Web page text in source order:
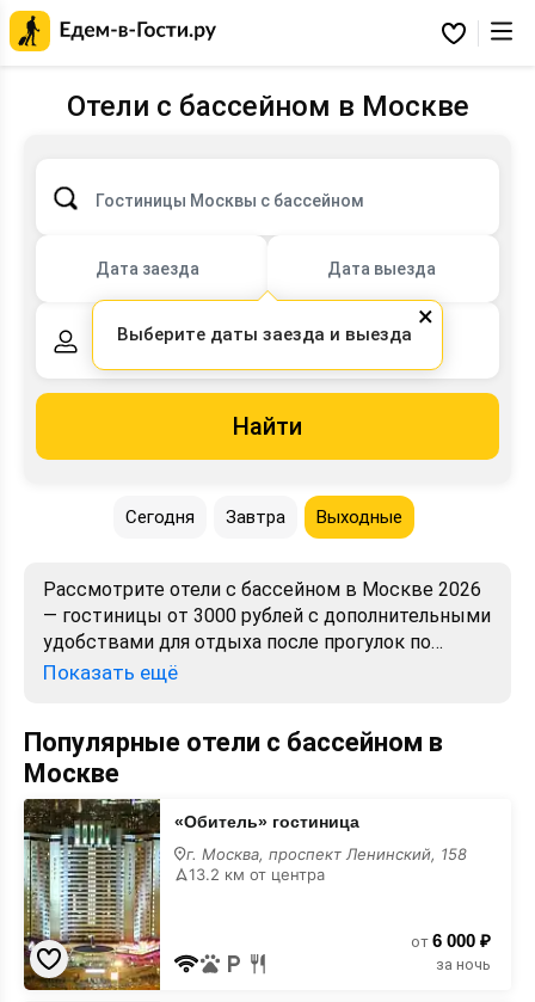
Гости.ру
Избранное
Отели с бассейном в Москве
Гостиницы Москвы с бассейном
Дата заезда Дата выезда
2 взрослых, 0 детей
Найти
Сегодня Завтра Выходные
Рассмотрите отели с бассейном в Москве 2026
— гостиницы от 3000 рублей с дополнительными
удобствами для отдыха после прогулок по
городу. Посмотрите фотографии
Показать ещё
Популярные отели с бассейном в
Москве
«Обитель»
гостиница
с
бассейном
«Обитель» гостиница
г. Москва, проспект Ленинский, 158
13.2 км от центра
от 6 000 ₽
за ночь
×
Выберите даты заезда и выезда